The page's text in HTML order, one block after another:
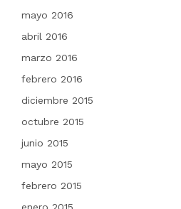
mayo 2016
abril 2016
marzo 2016
febrero 2016
diciembre 2015
octubre 2015
junio 2015
mayo 2015
febrero 2015